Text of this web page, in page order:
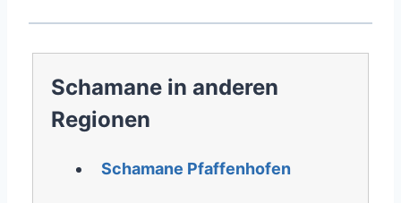
Schamane in anderen
Regionen
Schamane Pfaffenhofen